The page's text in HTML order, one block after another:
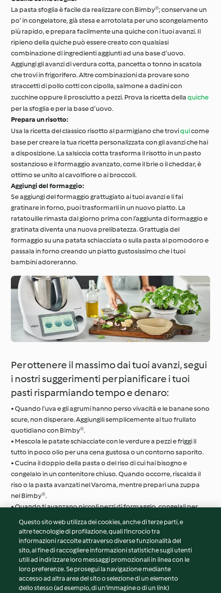
La pasta sfoglia è facile da realizzare con Bimby®; conservane un
po’ in congelatore, già stesa e arrotolata per uno scongelamento
più rapido, e prepara facilmente una quiche con i tuoi avanzi. Il
ripieno della quiche può essere creato con qualsiasi
combinazione di ingredienti aggiunti ad una base d’uovo.
Aggiungi gli avanzi di verdura cotta, pancetta o tonno in scatola
che trovi in frigorifero. Altre combinazioni da provare sono
straccetti di pollo cotti con cipolla, salmone a dadini con
zucchine oppure il prosciutto a pezzi. Prova la ricetta dellaquiche
per la sfoglia e per la base d’uovo.
Prepara un risotto:
Usa la ricetta del classico risotto al parmigiano che troviquicome
base per creare la tua ricetta personalizzata con gli avanzi che hai
a disposizione. La salsiccia cotta trasforma il risotto in un pasto
sostanzioso e il formaggio avanzato, come il brie o il cheddar, è
ottimo se unito al cavolfiore o ai broccoli.
Aggiungi del formaggio:
Se aggiungi del formaggio grattugiato ai tuoi avanzi e li fai
gratinare in forno, puoi trasformarli in un nuovo piatto. La
ratatouille rimasta dal giorno prima con l’aggiunta di formaggio e
gratinata diventa una nuova prelibatezza. Grattugia del
formaggio su una patata schiacciata o sulla pasta al pomodoro e
passala in forno creando un piatto gustosissimo che i tuoi
bambini adoreranno.
Per ottenere il massimo dai tuoi avanzi, segui
i nostri suggerimenti per pianificare i tuoi
pasti risparmiando tempo e denaro:
• Quando l’uva e gli agrumi hanno perso vivacità e le banane sono
scure, non disperare. Aggiungili semplicemente al tuo frullato
quotidiano con Bimby®.
• Mescola le patate schiacciate con le verdure a pezzi e friggi il
tutto in poco olio per una cena gustosa o un contorno saporito.
• Cucina il doppio della pasta o del riso di cui hai bisogno e
congelalo in un contenitore chiuso. Quando occorre, riscalda il
riso o la pasta avanzati nel Varoma, mentre prepari una zuppa
nel Bimby®.
• Quando ti avanzano piccoli pezzi di formaggio, congelali per
utilizzarli in seguito. Il formaggio congelato può essere grattugiato
o consumato con i cracker.
© Copyright 2026
Termini del servizio
Informativa sulla privacy
Questo sito web utilizza dei cookies, anche di terze parti, e
altre tecnologie di profilazione, quali l’incrocio tra
informazioni raccolte attraverso diverse funzionalità del
sito, al fine di raccogliere informazioni statistiche sugli utenti
utili ad indirizzare loro messaggi promozionali in linea con le
loro preferenze. Se prosegui la navigazione mediante
accesso ad altra area del sito o selezione di un elemento
dello stesso (ad esempio, di un'immagine o di un link)